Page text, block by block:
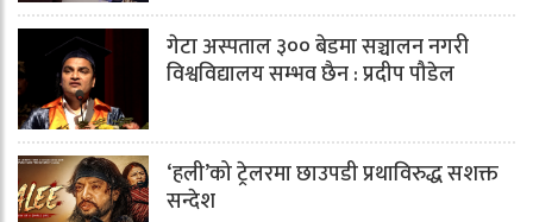
गेटा अस्पताल ३०० बेडमा सञ्चालन नगरी
विश्वविद्यालय सम्भव छैन : प्रदीप पौडेल
‘हली’को ट्रेलरमा छाउपडी प्रथाविरुद्ध सशक्त
सन्देश